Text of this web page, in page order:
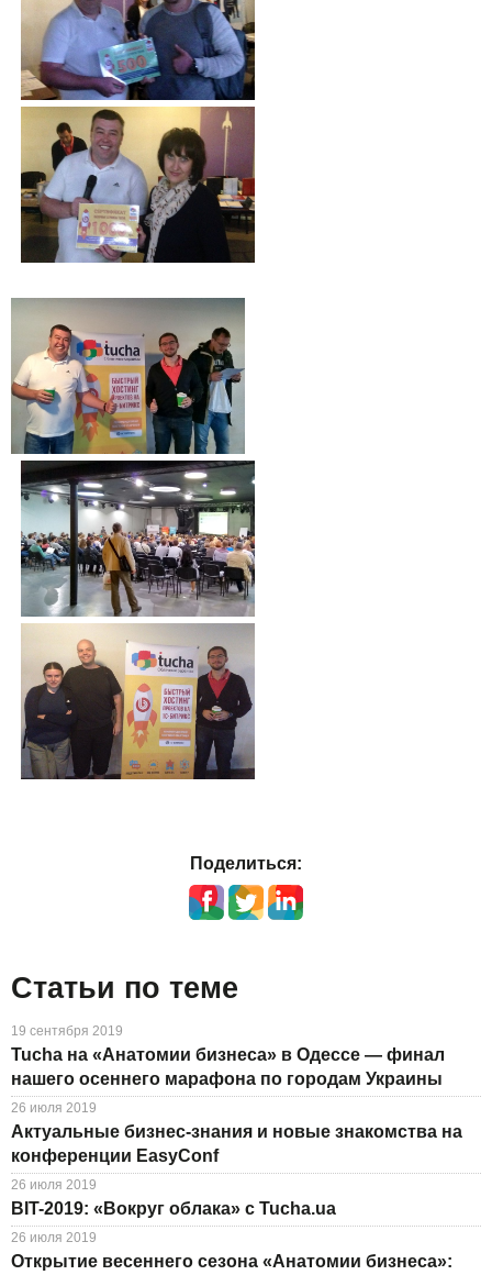
Поделиться:
Статьи по теме
19 сентября 2019
Tucha на «Анатомии бизнеса» в Одессе — финал
нашего осеннего марафона по городам Украины
26 июля 2019
Актуальные бизнес-знания и новые знакомства на
конференции EasyConf
26 июля 2019
BIT-2019: «Вокруг облака» с Tucha.ua
26 июля 2019
Открытие весеннего сезона «Анатомии бизнеса»: